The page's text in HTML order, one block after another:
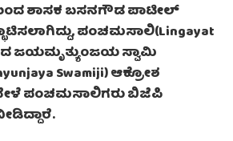
ಶಾಸಕ ಬಸನಗೌಡ ಪಾಟೀಲ್
ಪಂಚಮಸಾಲಿ(Lingayat
ಜಯಮೃತ್ಯುಂಜಯ ಸ್ವಾಮಿ
Swamiji) ಆಕ್ರೋಶ
ವೇಳೆ ಪಂಚಮಸಾಲಿಗರು ಬಿಜೆಪಿ